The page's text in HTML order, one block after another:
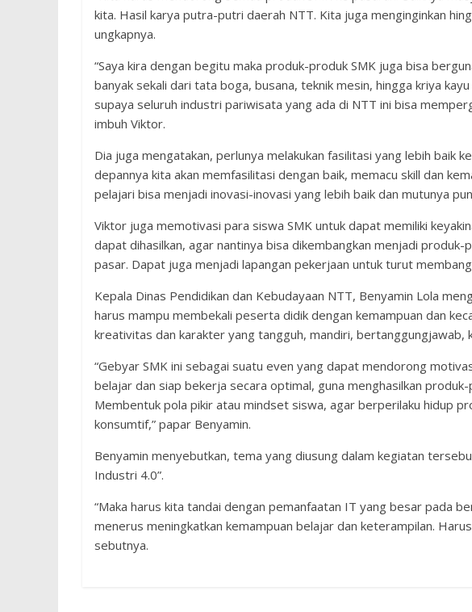
kita. Hasil karya putra-putri daerah NTT. Kita juga menginginkan
ungkapnya.
“Saya kira dengan begitu maka produk-produk SMK juga bisa
banyak sekali dari tata boga, busana, teknik mesin, hingga kriya
supaya seluruh industri pariwisata yang ada di NTT ini bisa
imbuh Viktor.
Dia juga mengatakan, perlunya melakukan fasilitasi yang lebih baik
depannya kita akan memfasilitasi dengan baik, memacu skill dan
pelajari bisa menjadi inovasi-inovasi yang lebih baik dan mutunya
Viktor juga memotivasi para siswa SMK untuk dapat memiliki
dapat dihasilkan, agar nantinya bisa dikembangkan menjadi
pasar. Dapat juga menjadi lapangan pekerjaan untuk turut
Kepala Dinas Pendidikan dan Kebudayaan NTT, Benyamin Lola
harus mampu membekali peserta didik dengan kemampuan dan
kreativitas dan karakter yang tangguh, mandiri, bertanggungjawab,
“Gebyar SMK ini sebagai suatu even yang dapat mendorong
belajar dan siap bekerja secara optimal, guna menghasilkan
Membentuk pola pikir atau mindset siswa, agar berperilaku hidup
konsumtif,” papar Benyamin.
Benyamin menyebutkan, tema yang diusung dalam kegiatan
Industri 4.0”.
“Maka harus kita tandai dengan pemanfaatan IT yang besar pada
menerus meningkatkan kemampuan belajar dan keterampilan.
sebutnya.